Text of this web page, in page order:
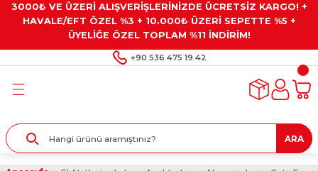
3000₺ VE ÜZERİ ALIŞVERİŞLERİNİZDE ÜCRETSİZ KARGO! +
HAVALE/EFT ÖZEL %3 + 10.000₺ ÜZERİ SEPETTE %5 +
ÜYELİĞE ÖZEL TOPLAM %11 İNDİRİM!
+90 536 475 19 42
Geri Dön
Geri Dön
Geri Dön
Gresler
Geri Dön
Alet Setleri
Geri Dön
Taşları ve
ARA